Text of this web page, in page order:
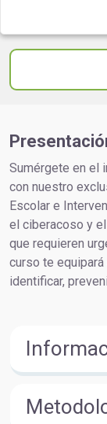
Sumérgete en el
con nuestro
Escolar e
el ciberacoso y
que requieren
curso te
identificar,